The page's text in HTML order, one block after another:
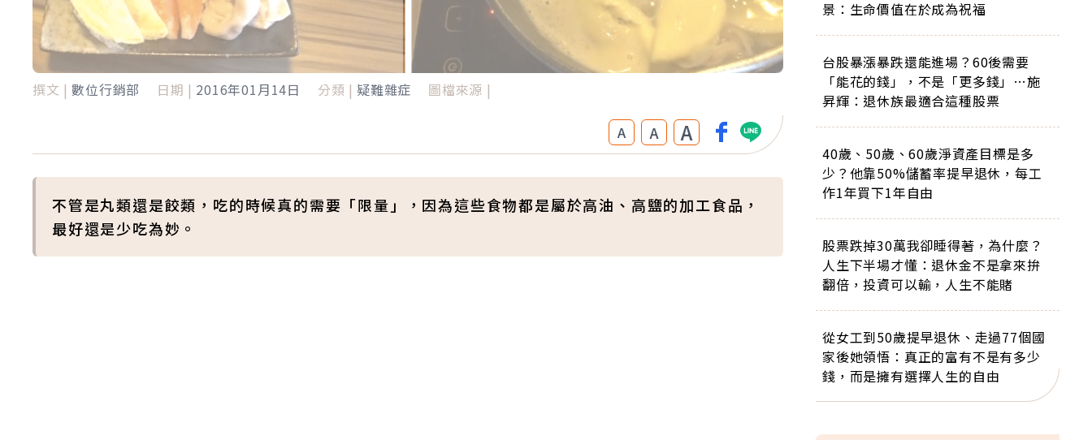
撰文 | 數位行銷部 日期 | 2016年01月14日 分類 | 疑難雜症 圖檔來源 |
A A A
不管是丸類還是餃類，吃的時候真的需要「限量」，因為這些食物都是屬於高油、高鹽的加工食品，
最好還是少吃為妙。
景：生命價值在於成為祝福
台股暴漲暴跌還能進場？60後需要
「能花的錢」，不是「更多錢」…施
昇輝：退休族最適合這種股票
40歲、50歲、60歲淨資產目標是多
少？他靠50%儲蓄率提早退休，每工
作1年買下1年自由
股票跌掉30萬我卻睡得著，為什麼？
人生下半場才懂：退休金不是拿來拚
翻倍，投資可以輸，人生不能賭
從女工到50歲提早退休、走過77個國
家後她領悟：真正的富有不是有多少
錢，而是擁有選擇人生的自由